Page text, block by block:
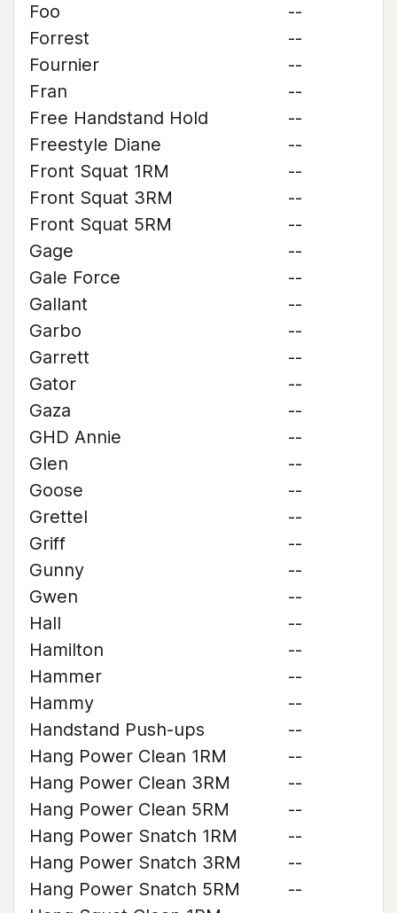
Foo
--
Forrest
--
Fournier
--
Fran
--
Free Handstand Hold
--
Freestyle Diane
--
Front Squat 1RM
--
Front Squat 3RM
--
Front Squat 5RM
--
Gage
--
Gale Force
--
Gallant
--
Garbo
--
Garrett
--
Gator
--
Gaza
--
GHD Annie
--
Glen
--
Goose
--
Grettel
--
Griff
--
Gunny
--
Gwen
--
Hall
--
Hamilton
--
Hammer
--
Hammy
--
Handstand Push-ups
--
Hang Power Clean 1RM
--
Hang Power Clean 3RM
--
Hang Power Clean 5RM
--
Hang Power Snatch 1RM
--
Hang Power Snatch 3RM
--
Hang Power Snatch 5RM
--